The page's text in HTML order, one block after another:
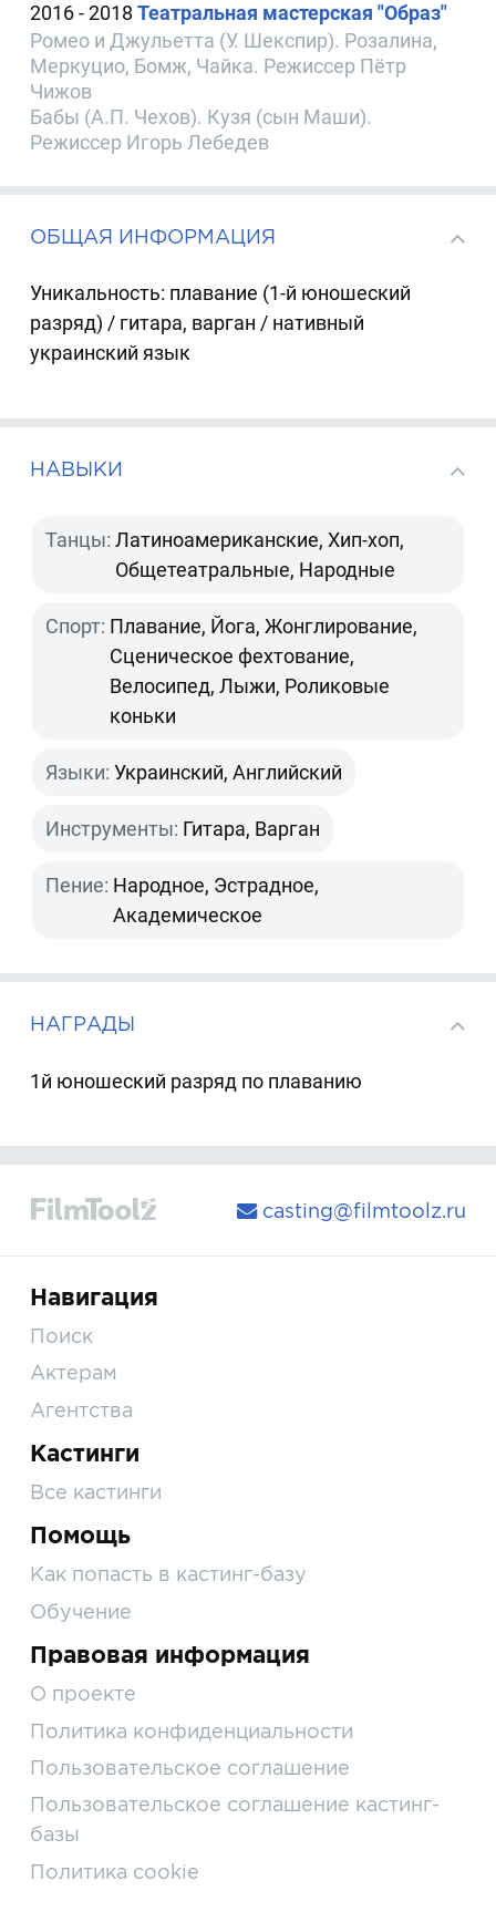
2016 - 2018Театральная мастерская "Образ"
Ромео и Джульетта (У. Шекспир). Розалина,
Меркуцио, Бомж, Чайка. Режиссер Пётр
Чижов
Бабы (А.П. Чехов). Кузя (сын Маши).
Режиссер Игорь Лебедев
ОБЩАЯ ИНФОРМАЦИЯ
Уникальность: плавание (1-й юношеский
разряд) / гитара, варган / нативный
украинский язык
НАВЫКИ
Танцы: Латиноамериканские, Хип-хоп,
Общетеатральные, Народные
Спорт: Плавание, Йога, Жонглирование,
Сценическое фехтование,
Велосипед, Лыжи, Роликовые
коньки
Языки: Украинский, Английский
Инструменты: Гитара, Варган
Пение: Народное, Эстрадное,
Академическое
НАГРАДЫ
1й юношеский разряд по плаванию
casting@filmtoolz.ru
Навигация
Поиск
Актерам
Агентства
Кастинги
Все кастинги
Помощь
Как попасть в кастинг-базу
Обучение
Правовая информация
О проекте
Политика конфиденциальности
Пользовательское соглашение
Пользовательское соглашение кастинг-
базы
Политика cookie